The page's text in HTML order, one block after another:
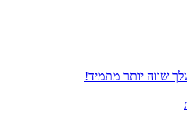
שווה יותר מתמיד!